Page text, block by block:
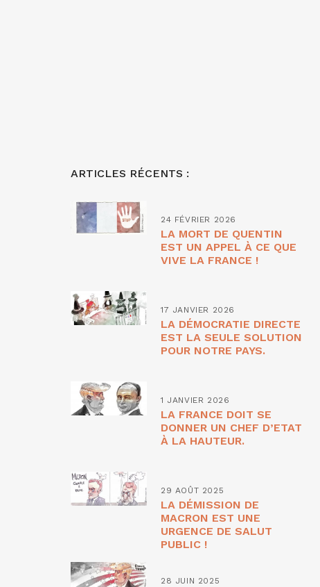
ARTICLES RÉCENTS :
24 FÉVRIER 2026
LA MORT DE QUENTIN
EST UN APPEL À CE QUE
VIVE LA FRANCE !
17 JANVIER 2026
LA DÉMOCRATIE DIRECTE
EST LA SEULE SOLUTION
POUR NOTRE PAYS.
1 JANVIER 2026
LA FRANCE DOIT SE
DONNER UN CHEF D’ETAT
À LA HAUTEUR.
29 AOÛT 2025
LA DÉMISSION DE
MACRON EST UNE
URGENCE DE SALUT
PUBLIC !
28 JUIN 2025